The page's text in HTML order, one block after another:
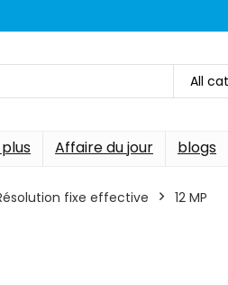
All
Affaire du jour blogs
fixe effective ‎12 MP